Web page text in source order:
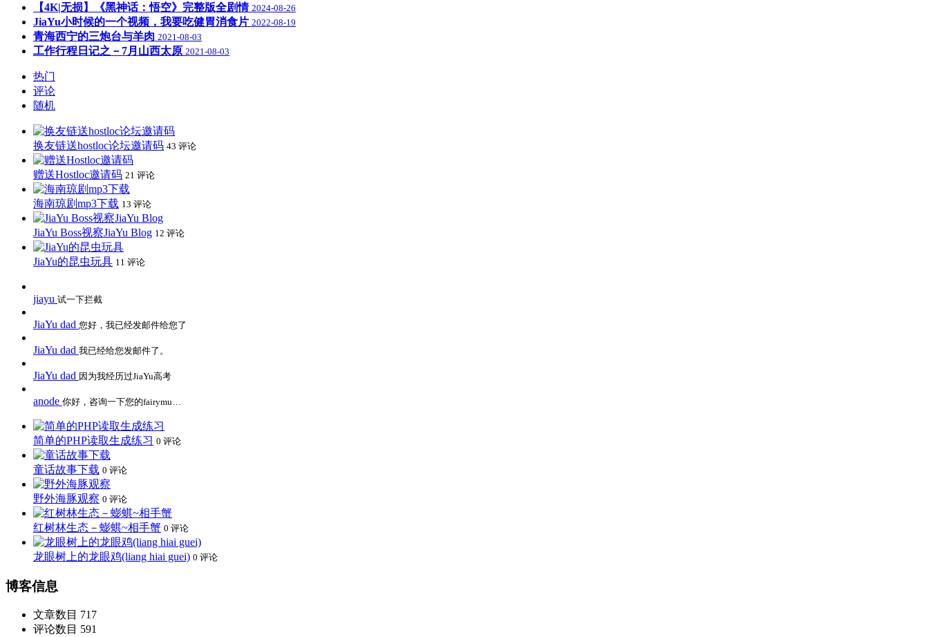
【4K|无损】《黑神话：悟空》完整版全剧情 2024-08-26
JiaYu小时候的一个视频，我要吃健胃消食片 2022-08-19
青海西宁的三炮台与羊肉 2021-08-03
工作行程日记之－7月山西太原 2021-08-03
热门
评论
随机
换友链送hostloc论坛邀请码 43 评论
赠送Hostloc邀请码 21 评论
海南琼剧mp3下载 13 评论
JiaYu Boss视察JiaYu Blog 12 评论
JiaYu的昆虫玩具 11 评论
jiayu 试一下拦截
JiaYu dad 您好，我已经发邮件给您了
JiaYu dad 我已经给您发邮件了。
JiaYu dad 因为我经历过JiaYu高考
anode 你好，咨询一下您的fairymu…
简单的PHP读取生成练习 0 评论
童话故事下载 0 评论
野外海豚观察 0 评论
红树林生态－蟛蜞~相手蟹 0 评论
龙眼树上的龙眼鸡(liang hiai guei) 0 评论
博客信息
文章数目 717
评论数目 591